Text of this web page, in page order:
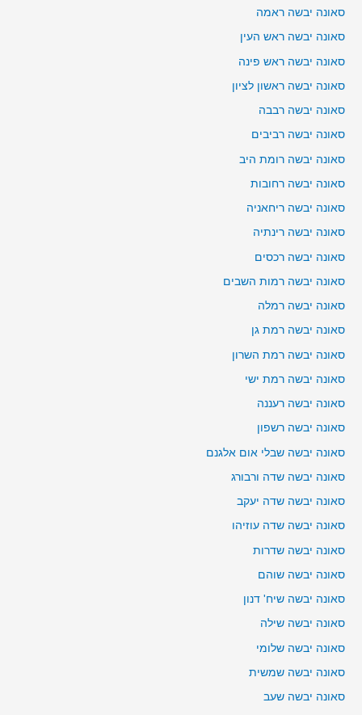
סאונה יבשה ראמה
סאונה יבשה ראש העין
סאונה יבשה ראש פינה
סאונה יבשה ראשון לציון
סאונה יבשה רבבה
סאונה יבשה רביבים
סאונה יבשה רומת היב
סאונה יבשה רחובות
סאונה יבשה ריחאניה
סאונה יבשה רינתיה
סאונה יבשה רכסים
סאונה יבשה רמות השבים
סאונה יבשה רמלה
סאונה יבשה רמת גן
סאונה יבשה רמת השרון
סאונה יבשה רמת ישי
סאונה יבשה רעננה
סאונה יבשה רשפון
סאונה יבשה שבלי אום אלגנם
סאונה יבשה שדה ורבורג
סאונה יבשה שדה יעקב
סאונה יבשה שדה עוזיהו
סאונה יבשה שדרות
סאונה יבשה שוהם
סאונה יבשה שיח' דנון
סאונה יבשה שילה
סאונה יבשה שלומי
סאונה יבשה שמשית
סאונה יבשה שעב